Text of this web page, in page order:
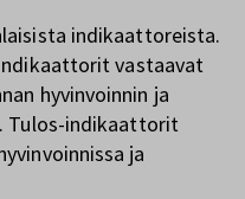
indikaattoreista.
vastaavat
hyvinvoinnin ja
Tulos-indikaattorit
ja